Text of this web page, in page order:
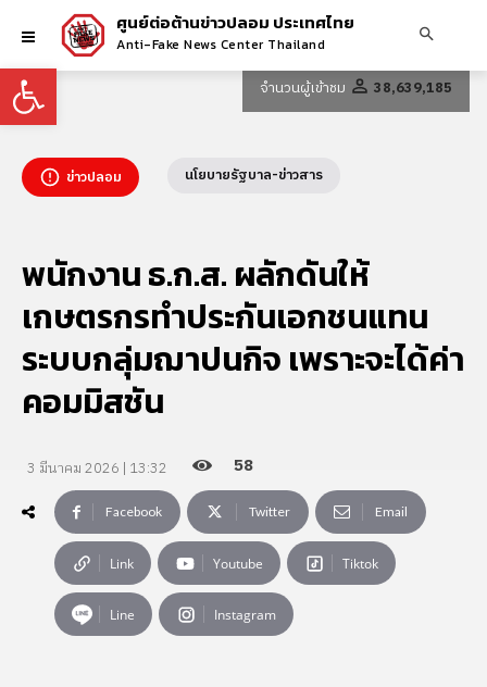
Open toolbar
ศูนย์ต่อต้านข่าวปลอม ประเทศไทย
Anti-Fake News Center Thailand
จำนวนผู้เข้าชม 38,639,185
ข่าวปลอม นโยบายรัฐบาล-ข่าวสาร
พนักงาน ธ.ก.ส. ผลักดันให้
เกษตรกรทำประกันเอกชนแทน
ระบบกลุ่มฌาปนกิจ เพราะจะได้ค่า
คอมมิสชัน
3 มีนาคม 2026 | 13:32 58
Facebook Twitter Email
Link Youtube Tiktok
Line Instagram